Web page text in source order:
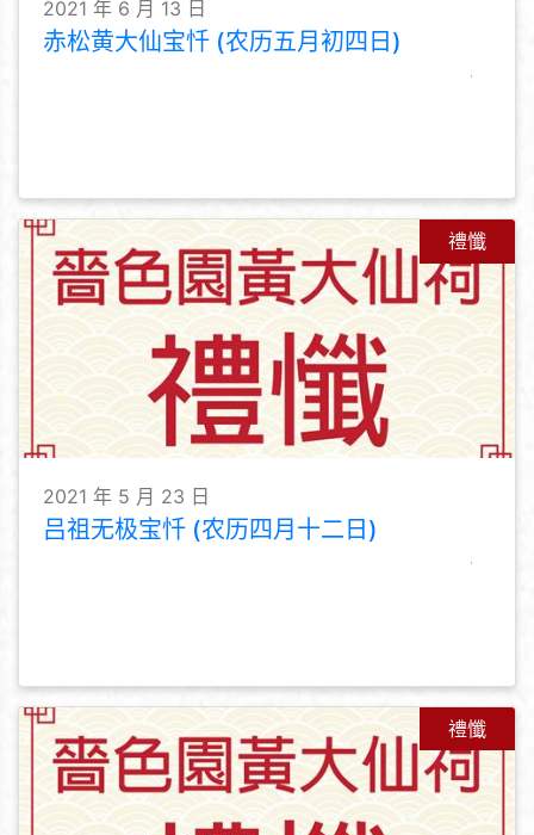
2021 年 6 月 13 日
赤松黄大仙宝忏 (农历五月初四日)
禮懺
2021 年 5 月 23 日
吕祖无极宝忏 (农历四月十二日)
禮懺